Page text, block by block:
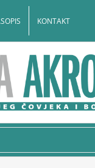
KONTAKT